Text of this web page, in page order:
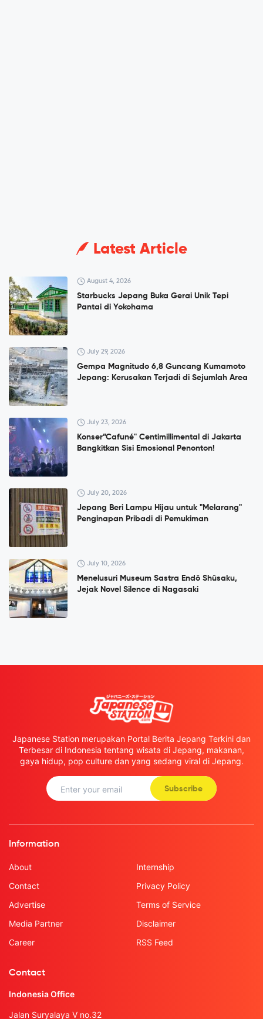
Latest Article
August 4, 2026
Starbucks Jepang Buka Gerai Unik Tepi
Pantai di Yokohama
July 29, 2026
Gempa Magnitudo 6,8 Guncang Kumamoto
Jepang: Kerusakan Terjadi di Sejumlah Area
July 23, 2026
Konser”Cafuné" Centimillimental di Jakarta
Bangkitkan Sisi Emosional Penonton!
July 20, 2026
Jepang Beri Lampu Hijau untuk "Melarang"
Penginapan Pribadi di Pemukiman
July 10, 2026
Menelusuri Museum Sastra Endō Shūsaku,
Jejak Novel Silence di Nagasaki
Japanese Station merupakan Portal Berita Jepang Terkini dan
Terbesar di Indonesia tentang wisata di Jepang, makanan,
gaya hidup, pop culture dan yang sedang viral di Jepang.
Subscribe
Information
About
Contact
Advertise
Media Partner
Career
Internship
Privacy Policy
Terms of Service
Disclaimer
RSS Feed
Contact
Indonesia Office
Jalan Suryalaya V no.32